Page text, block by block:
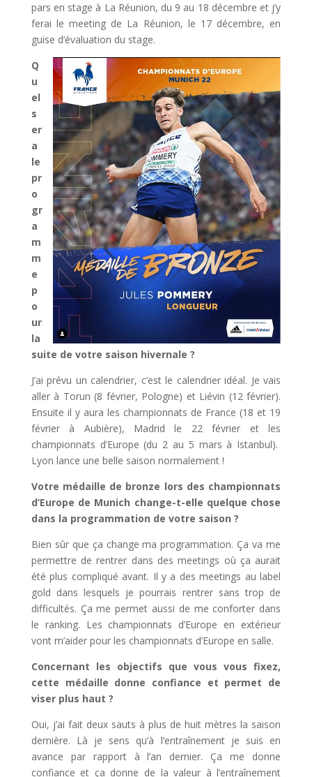
pars en stage à La Réunion, du 9 au 18 décembre et j’y
ferai le meeting de La Réunion, le 17 décembre, en
guise d’évaluation du stage.
Q
u
el
s
er
a
le
pr
o
gr
a
m
m
e
p
o
ur
la
suite de votre saison hivernale ?
J’ai prévu un calendrier, c’est le calendrier idéal. Je vais
aller à Torun (8 février, Pologne) et Liévin (12 février).
Ensuite il y aura les championnats de France (18 et 19
février à Aubière), Madrid le 22 février et les
championnats d’Europe (du 2 au 5 mars à Istanbul).
Lyon lance une belle saison normalement !
Votre médaille de bronze lors des championnats
d’Europe de Munich change-t-elle quelque chose
dans la programmation de votre saison ?
Bien sûr que ça change ma programmation. Ça va me
permettre de rentrer dans des meetings où ça aurait
été plus compliqué avant. Il y a des meetings au label
gold dans lesquels je pourrais rentrer sans trop de
difficultés. Ça me permet aussi de me conforter dans
le ranking. Les championnats d’Europe en extérieur
vont m’aider pour les championnats d’Europe en salle.
Concernant les objectifs que vous vous fixez,
cette médaille donne confiance et permet de
viser plus haut ?
Oui, j’ai fait deux sauts à plus de huit mètres la saison
dernière. Là je sens qu’à l’entraînement je suis en
avance par rapport à l’an dernier. Ça me donne
confiance et ça donne de la valeur à l’entraînement